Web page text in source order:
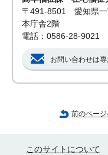
〒491-8501 愛知県
本庁舎2階
電話：0586-28-9021
お問い合わせは
前のペー
このサイトについて